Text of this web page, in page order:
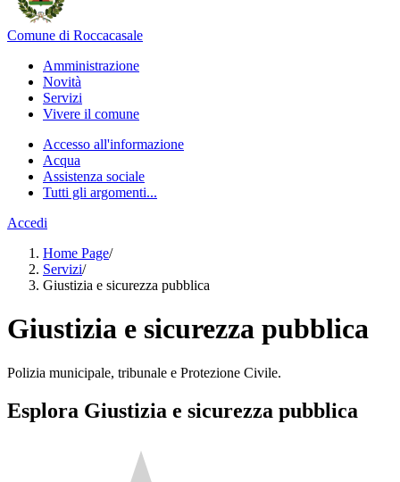
Comune di Roccacasale
Amministrazione
Novità
Servizi
Vivere il comune
Accesso all'informazione
Acqua
Assistenza sociale
Tutti gli argomenti...
Accedi
Home Page/
Servizi/
Giustizia e sicurezza pubblica
Giustizia e sicurezza pubblica
Polizia municipale, tribunale e Protezione Civile.
Esplora Giustizia e sicurezza pubblica